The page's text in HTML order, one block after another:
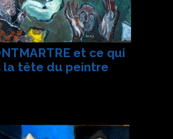
et ce qui
la tête du peintre